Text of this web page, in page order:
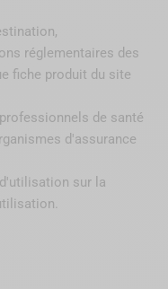
réglementaires des
fiche produit du site
de santé
d'assurance
sur la